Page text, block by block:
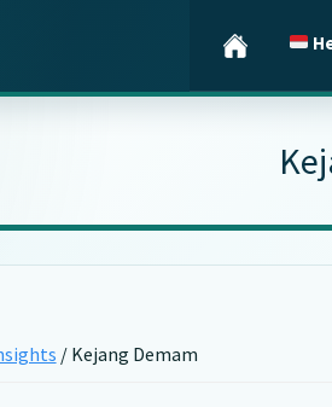
/Kejang Demam